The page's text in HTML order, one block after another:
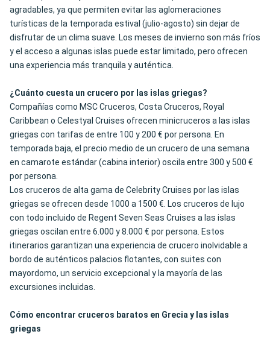
agradables, ya que permiten evitar las aglomeraciones
turísticas de la temporada estival (julio-agosto) sin dejar de
disfrutar de un clima suave. Los meses de invierno son más fríos
y el acceso a algunas islas puede estar limitado, pero ofrecen
una experiencia más tranquila y auténtica.
¿Cuánto cuesta un crucero por las islas griegas?
Compañías como MSC Cruceros, Costa Cruceros, Royal
Caribbean o Celestyal Cruises ofrecen minicruceros a las islas
griegas con tarifas de entre 100 y 200 € por persona. En
temporada baja, el precio medio de un crucero de una semana
en camarote estándar (cabina interior) oscila entre 300 y 500 €
por persona.
Los cruceros de alta gama de Celebrity Cruises por las islas
griegas se ofrecen desde 1000 a 1500 €. Los cruceros de lujo
con todo incluido de Regent Seven Seas Cruises a las islas
griegas oscilan entre 6.000 y 8.000 € por persona. Estos
itinerarios garantizan una experiencia de crucero inolvidable a
bordo de auténticos palacios flotantes, con suites con
mayordomo, un servicio excepcional y la mayoría de las
excursiones incluidas.
Cómo encontrar cruceros baratos en Grecia y las islas
griegas